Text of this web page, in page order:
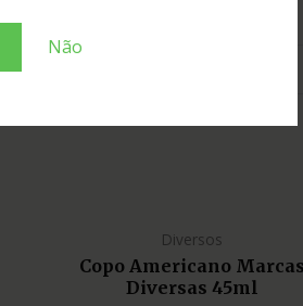
Não
Diversos
Copo Americano Marcas
Diversas 45ml